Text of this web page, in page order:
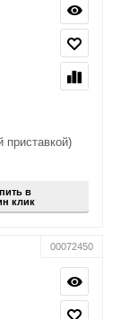
в
клик
00072450